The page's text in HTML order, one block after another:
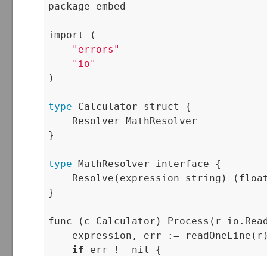
package embed
import (
"errors"
"io"
)
type Calculator struct {
    Resolver MathResolver
}
type MathResolver interface {
Resolve(expression string)
}
func (c Calculator) Process(r
expression, err :=
if err != nil {